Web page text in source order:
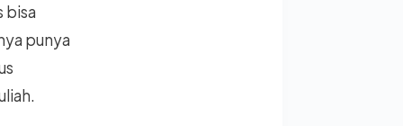
bisa
punya